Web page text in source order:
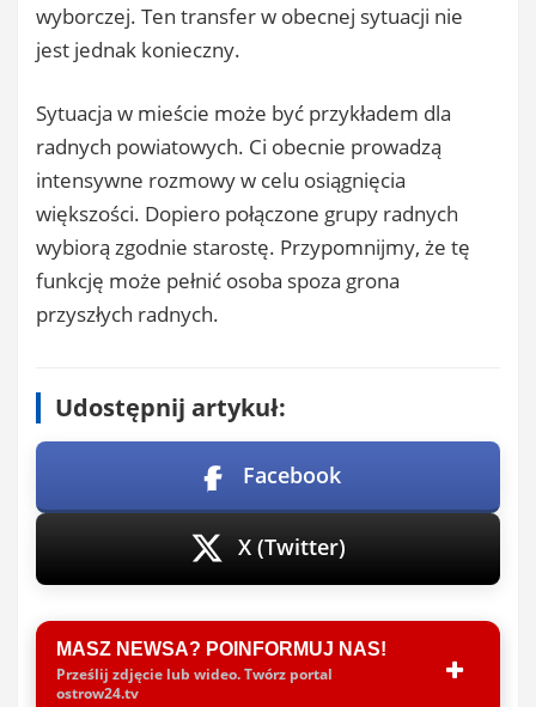
wyborczej. Ten transfer w obecnej sytuacji nie
jest jednak konieczny.
Sytuacja w mieście może być przykładem dla
radnych powiatowych. Ci obecnie prowadzą
intensywne rozmowy w celu osiągnięcia
większości. Dopiero połączone grupy radnych
wybiorą zgodnie starostę. Przypomnijmy, że tę
funkcję może pełnić osoba spoza grona
przyszłych radnych.
Udostępnij artykuł:
Facebook
X (Twitter)
MASZ NEWSA? POINFORMUJ NAS!
Prześlij zdjęcie lub wideo. Twórz portal
ostrow24.tv